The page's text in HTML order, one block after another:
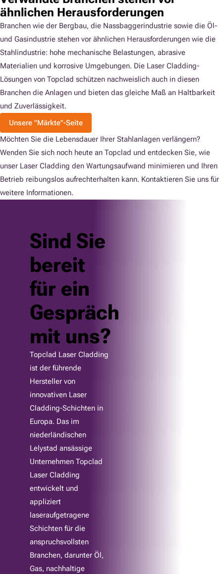
ähnlichen Herausforderungen
Branchen wie der Bergbau, die Nassbaggerindustrie sowie die Öl-
und Gasindustrie stehen vor ähnlichen Herausforderungen wie die
Stahlindustrie: hohe mechanische Belastungen, abrasive
Materialien und korrosive Umgebungen. Die Laser Cladding-
Lösungen von Topclad schützen nachweislich auch in diesen
Branchen die Anlagen und bieten das gleiche Maß an Haltbarkeit
und Zuverlässigkeit.
Unsere "Märkte"-Seite
Möchten Sie die Lebensdauer Ihrer Stahlanlagen verlängern?
Wenden Sie sich noch heute an Topclad und entdecken Sie, wie
unser Laser Cladding den Wartungsaufwand minimieren und Ihren
Betrieb reibungslos aufrechterhalten kann. Kontaktieren Sie uns für
weitere Informationen.
Sind Sie
bereit
für ein
Gespräch
mit uns?
Topclad Laser Cladding
ist der führende
Hersteller von
innovativen Laser
Cladding-Schichten in
Europa. Das im
niederländischen
Lelystad ansässige
Unternehmen Topclad
Laser Cladding
entwickelt und
appliziert
laseraufgetragene
Schichten für die
anspruchsvollsten
Branchen, darunter Öl,
Gas, nachhaltige